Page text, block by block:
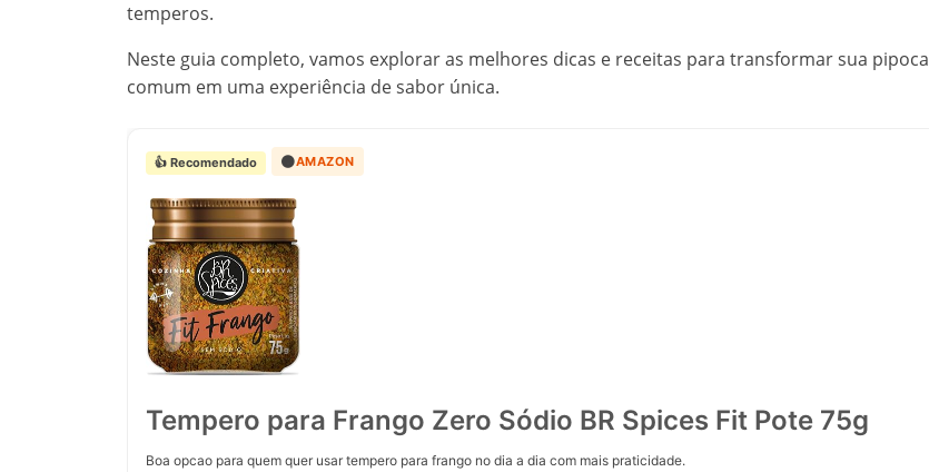
temperos.
Neste guia completo, vamos explorar as melhores dicas e receitas para transformar sua pipoca
comum em uma experiência de sabor única.
👍 Recomendado 🟠AMAZON
Tempero para Frango Zero Sódio BR Spices Fit Pote 75g
Boa opcao para quem quer usar tempero para frango no dia a dia com mais praticidade.